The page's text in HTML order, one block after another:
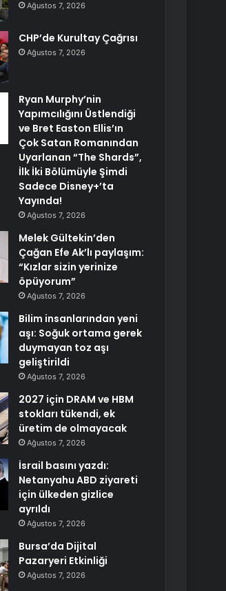
Ağustos 7, 2026
CHP’de Kurultay Çağrısı
Ağustos 7, 2026
Ryan Murphy’nin
Yapımcılığını Üstlendiği
ve Bret Easton Ellis’ın
Çok Satan Romanından
Uyarlanan “The Shards”,
İlk İki Bölümüyle Şimdi
Sadece Disney+’ta
Yayında!
Ağustos 7, 2026
Melek Gültekin’den
Çağan Efe Ak’lı paylaşım:
“Kızlar sizin yerinize
öpüyorum”
Ağustos 7, 2026
Bilim insanlarından yeni
aşı: Soğuk ortama gerek
duymayan toz aşı
geliştirildi
Ağustos 7, 2026
2027 için DRAM ve HBM
stokları tükendi, ek
üretim de olmayacak
Ağustos 7, 2026
İsrail basını yazdı:
Netanyahu ABD ziyareti
için ülkeden gizlice
ayrıldı
Ağustos 7, 2026
Bursa’da Dijital
Pazaryeri Etkinliği
Ağustos 7, 2026